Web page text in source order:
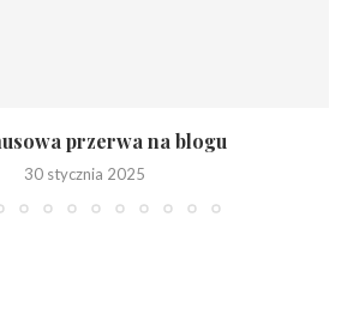
przerwa na blogu
30 stycznia 2025